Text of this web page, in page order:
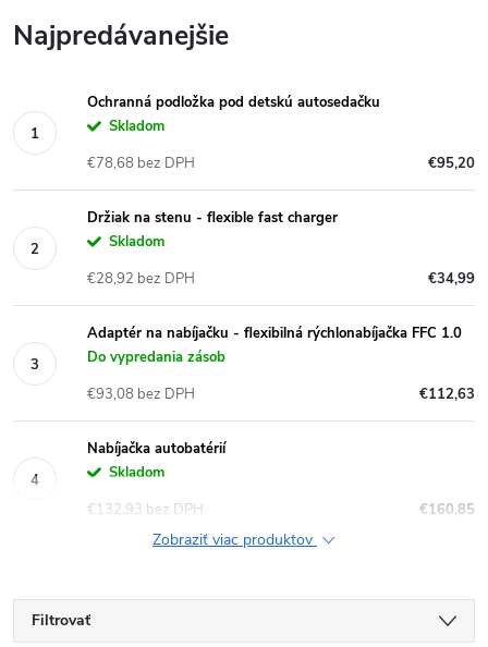
Najpredávanejšie
Ochranná podložka pod detskú autosedačku
Skladom
€95,20
€78,68 bez DPH
Držiak na stenu - flexible fast charger
Skladom
€34,99
€28,92 bez DPH
Adaptér na nabíjačku - flexibilná rýchlonabíjačka FFC 1.0
Do vypredania zásob
€112,63
€93,08 bez DPH
Nabíjačka autobatérií
Skladom
€160,85
€132,93 bez DPH
Zobraziť viac produktov
Filtrovať